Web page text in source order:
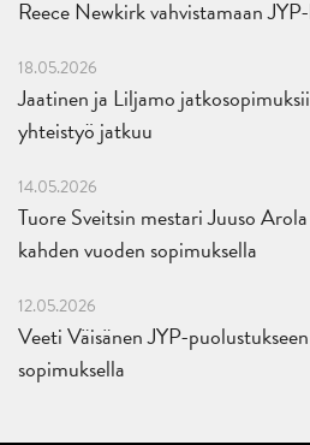
Reece Newkirk vahvistamaan
18.05.2026
Jaatinen ja Liljamo
yhteistyö jatkuu
14.05.2026
Tuore Sveitsin mestari Juuso
kahden vuoden sopimuksella
12.05.2026
Veeti Väisänen JYP-
sopimuksella